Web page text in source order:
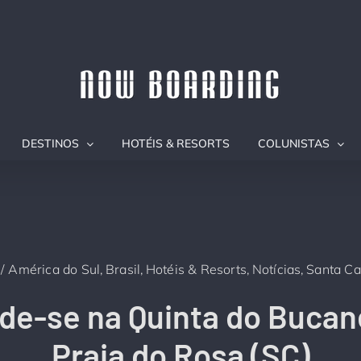
DESTINOS HOTÉIS & RESORTS COLUNISTAS
América do Sul Brasil Hotéis & Resorts Notícias Santa
se na Quinta do